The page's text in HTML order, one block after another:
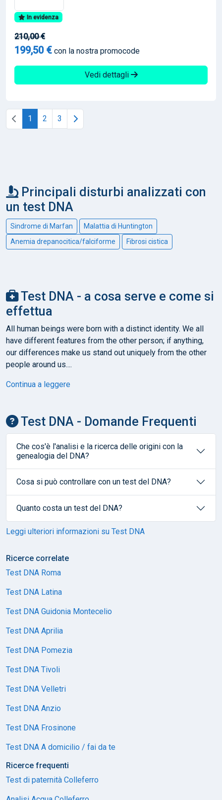
In evidenza
210,00 €
199,50 € con la nostra promocode
Vedi dettagli
1 2 3
Principali disturbi analizzati con
un test DNA
Sindrome di Marfan
Malattia di Huntington
Anemia drepanocitica/falciforme
Fibrosi cistica
Test DNA - a cosa serve e come si
effettua
All human beings were born with a distinct identity. We all
have different features from the other person; if anything,
our differences make us stand out uniquely from the other
people around us....
Continua a leggere
Test DNA - Domande Frequenti
Che cos'è l'analisi e la ricerca delle origini con la
genealogia del DNA?
Cosa si può controllare con un test del DNA?
Quanto costa un test del DNA?
Leggi ulteriori informazioni su Test DNA
Ricerce correlate
Test DNA Roma
Test DNA Latina
Test DNA Guidonia Montecelio
Test DNA Aprilia
Test DNA Pomezia
Test DNA Tivoli
Test DNA Velletri
Test DNA Anzio
Test DNA Frosinone
Test DNA A domicilio / fai da te
Ricerce frequenti
Test di paternità Colleferro